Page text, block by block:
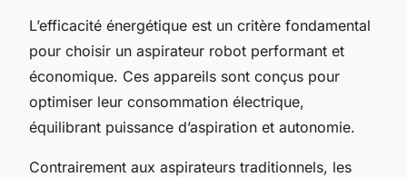
L’efficacité énergétique est un critère fondamental
pour choisir un aspirateur robot performant et
économique. Ces appareils sont conçus pour
optimiser leur consommation électrique,
équilibrant puissance d’aspiration et autonomie.
Contrairement aux aspirateurs traditionnels, les